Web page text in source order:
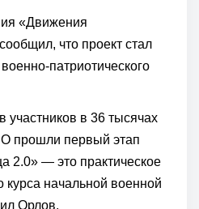
«Движения
сообщил, что проект стал
патриотического
участников в 36 тысячах
прошли первый этап
2.0» — это практическое
начальной военной
Орлов.